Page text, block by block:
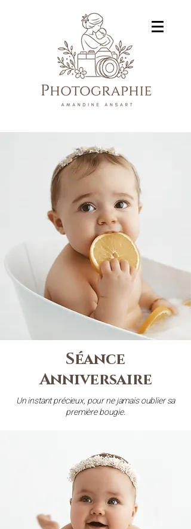
Séance
Anniversaire
Un instant précieux, pour ne jamais oublier sa
première bougie.